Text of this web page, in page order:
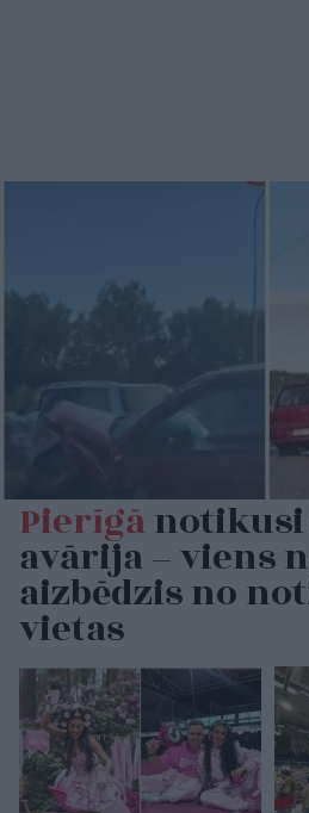
Pierīgānotikusi
avārija – viens
aizbēdzis no
vietas